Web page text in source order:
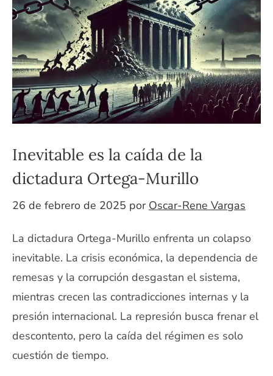
Inevitable es la caída de la
dictadura Ortega-Murillo
26 de febrero de 2025 por Oscar-Rene Vargas
La dictadura Ortega-Murillo enfrenta un colapso
inevitable. La crisis económica, la dependencia de
remesas y la corrupción desgastan el sistema,
mientras crecen las contradicciones internas y la
presión internacional. La represión busca frenar el
descontento, pero la caída del régimen es solo
cuestión de tiempo.